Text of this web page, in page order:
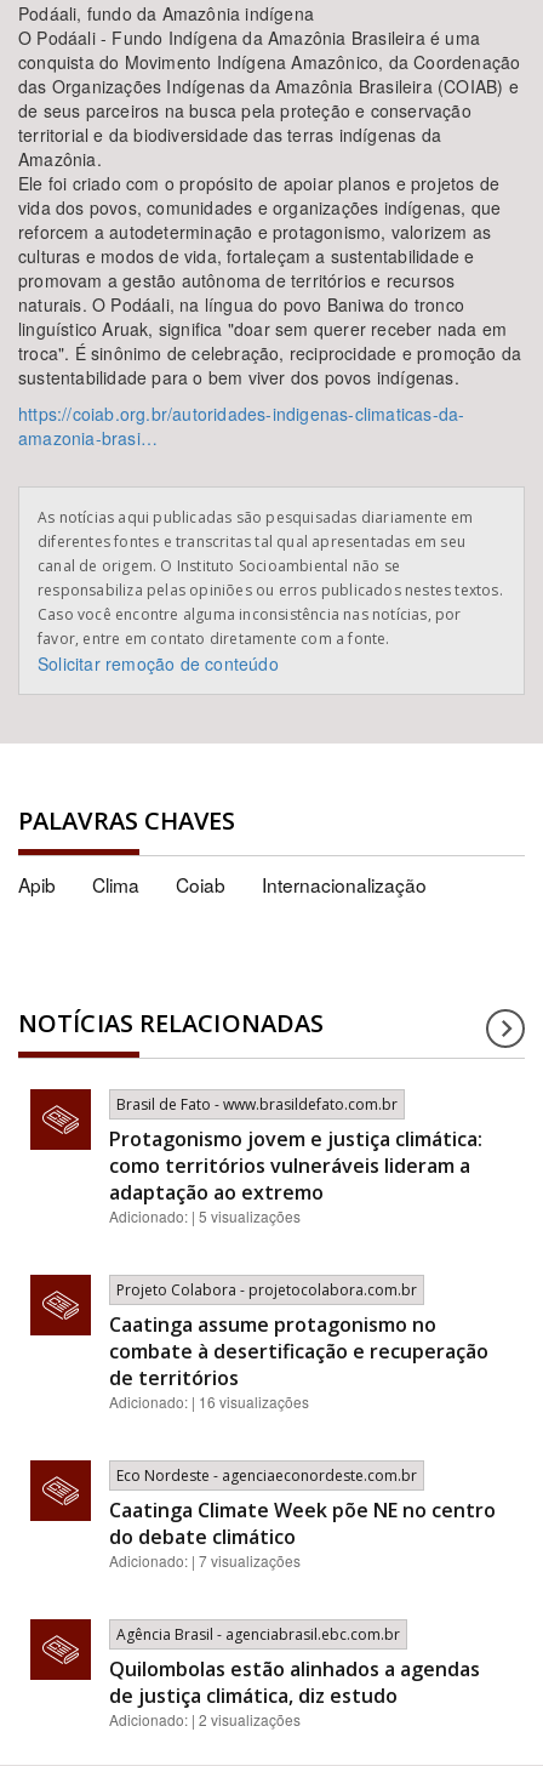
Podáali, fundo da Amazônia indígena
O Podáali - Fundo Indígena da Amazônia Brasileira é uma
conquista do Movimento Indígena Amazônico, da Coordenação
das Organizações Indígenas da Amazônia Brasileira (COIAB) e
de seus parceiros na busca pela proteção e conservação
territorial e da biodiversidade das terras indígenas da
Amazônia.
Ele foi criado com o propósito de apoiar planos e projetos de
vida dos povos, comunidades e organizações indígenas, que
reforcem a autodeterminação e protagonismo, valorizem as
culturas e modos de vida, fortaleçam a sustentabilidade e
promovam a gestão autônoma de territórios e recursos
naturais. O Podáali, na língua do povo Baniwa do tronco
linguístico Aruak, significa "doar sem querer receber nada em
troca". É sinônimo de celebração, reciprocidade e promoção da
sustentabilidade para o bem viver dos povos indígenas.
https://coiab.org.br/autoridades-indigenas-climaticas-da-
amazonia-brasi…
As notícias aqui publicadas são pesquisadas diariamente em
diferentes fontes e transcritas tal qual apresentadas em seu
canal de origem. O Instituto Socioambiental não se
responsabiliza pelas opiniões ou erros publicados nestes textos.
Caso você encontre alguma inconsistência nas notícias, por
favor, entre em contato diretamente com a fonte.
Solicitar remoção de conteúdo
PALAVRAS CHAVES
Apib Clima Coiab Internacionalização
NOTÍCIAS RELACIONADAS
Brasil de Fato - www.brasildefato.com.br
Protagonismo jovem e justiça climática:
como territórios vulneráveis lideram a
adaptação ao extremo
Adicionado: | 5 visualizações
Projeto Colabora - projetocolabora.com.br
Caatinga assume protagonismo no
combate à desertificação e recuperação
de territórios
Adicionado: | 16 visualizações
Eco Nordeste - agenciaeconordeste.com.br
Caatinga Climate Week põe NE no centro
do debate climático
Adicionado: | 7 visualizações
Agência Brasil - agenciabrasil.ebc.com.br
Quilombolas estão alinhados a agendas
de justiça climática, diz estudo
Adicionado: | 2 visualizações